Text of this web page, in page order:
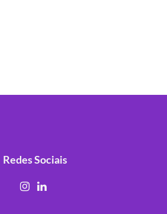
Redes Sociais